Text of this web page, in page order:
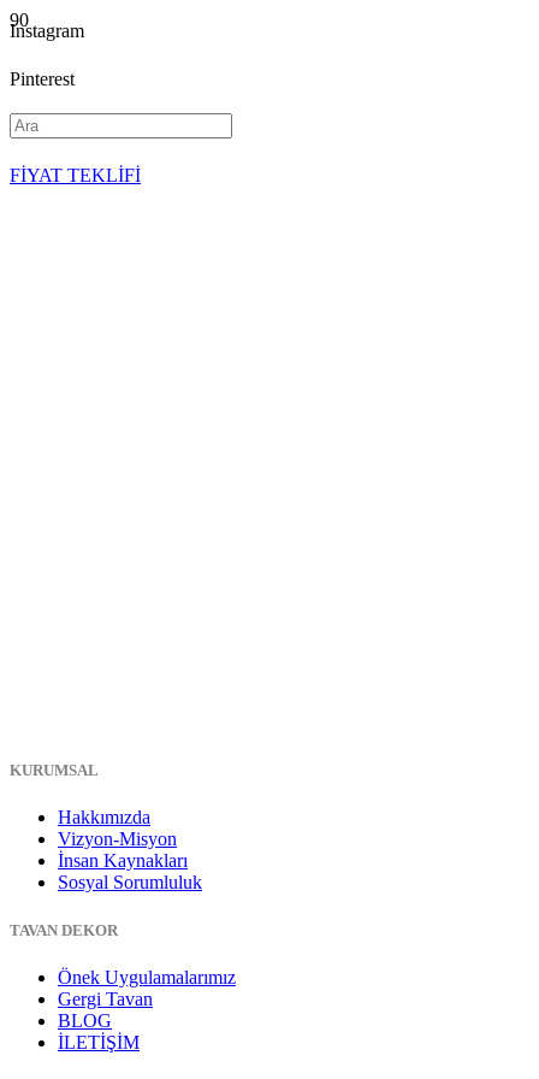
Instagram
Pinterest
YouTube
FİYAT TEKLİFİ
KURUMSAL
Hakkımızda
Vizyon-Misyon
İnsan Kaynakları
Sosyal Sorumluluk
TAVAN DEKOR
Önek Uygulamalarımız
Gergi Tavan
BLOG
İLETİŞİM